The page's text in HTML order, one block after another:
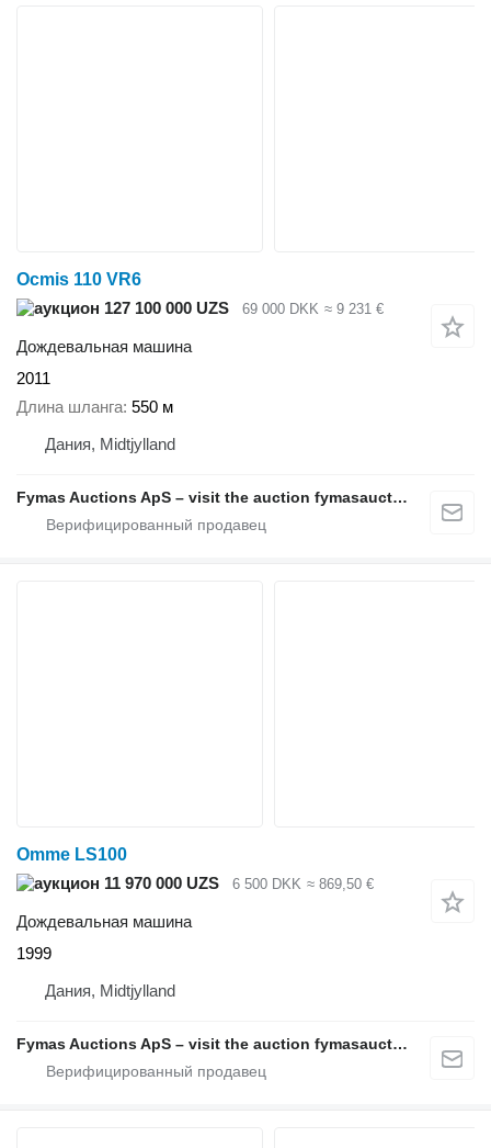
Ocmis 110 VR6
127 100 000 UZS
69 000 DKK ≈ 9 231 €
Дождевальная машина
2011
Длина шланга 550 м
Дания, Midtjylland
Fymas Auctions ApS – visit the auction fymasauctions.dk
Omme LS100
11 970 000 UZS
6 500 DKK ≈ 869,50 €
Дождевальная машина
1999
Дания, Midtjylland
Fymas Auctions ApS – visit the auction fymasauctions.dk